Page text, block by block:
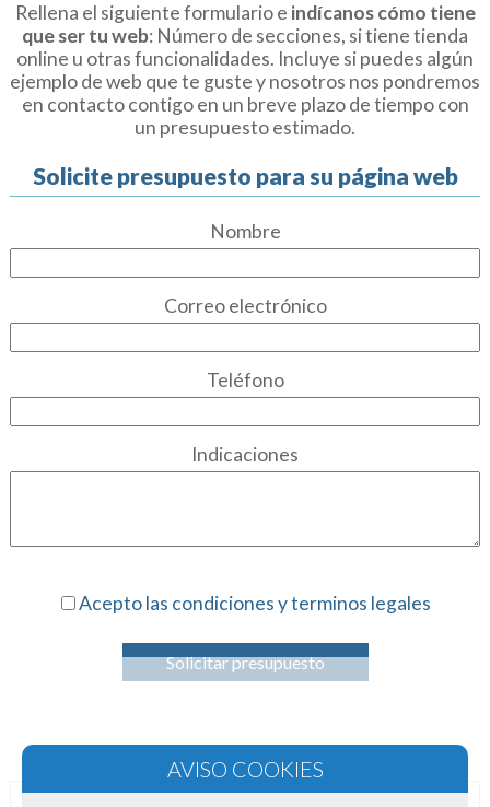
Rellena el siguiente formulario e indícanos cómo tiene
que ser tu web: Número de secciones, si tiene tienda
online u otras funcionalidades. Incluye si puedes algún
ejemplo de web que te guste y nosotros nos pondremos
en contacto contigo en un breve plazo de tiempo con
un presupuesto estimado.
Solicite presupuesto para su página web
Nombre
Correo electrónico
Teléfono
Indicaciones
Acepto las condiciones y terminos legales
Solicitar presupuesto